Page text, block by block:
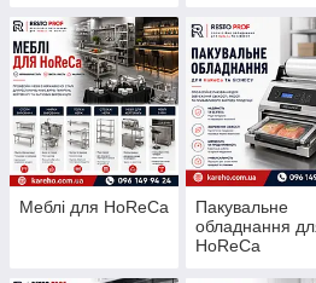
Меблі для HoReCa
Пакувальне
обладнання
HoReCa